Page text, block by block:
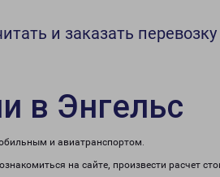
и заказать перевозку
в Энгельс
и авиатранспортом.
на сайте, произвести расчет